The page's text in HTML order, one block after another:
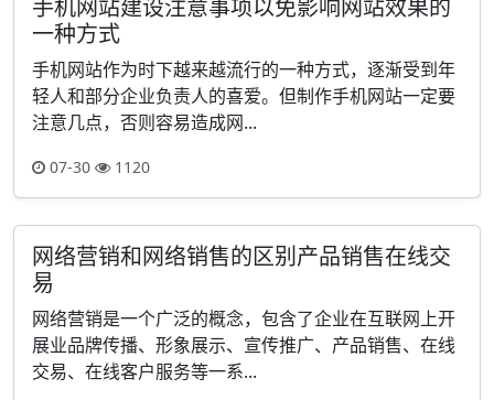
手机网站建设注意事项以免影响网站效果的
一种方式
手机网站作为时下越来越流行的一种方式，逐渐受到年
轻人和部分企业负责人的喜爱。但制作手机网站一定要
注意几点，否则容易造成网...
07-30 1120
网络营销和网络销售的区别产品销售在线交
易
网络营销是一个广泛的概念，包含了企业在互联网上开
展业品牌传播、形象展示、宣传推广、产品销售、在线
交易、在线客户服务等一系...